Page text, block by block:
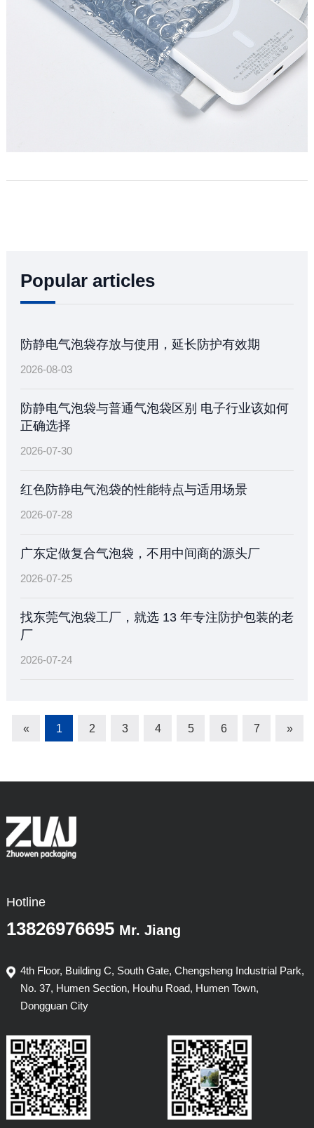
Popular articles
防静电气泡袋存放与使用，延长防护有效期
2026-08-03
防静电气泡袋与普通气泡袋区别 电子行业该如何
正确选择
2026-07-30
红色防静电气泡袋的性能特点与适用场景
2026-07-28
广东定做复合气泡袋，不用中间商的源头厂
2026-07-25
找东莞气泡袋工厂，就选 13 年专注防护包装的老
厂
2026-07-24
« 1 2 3 4 5 6 7 »
Hotline
13826976695 Mr. Jiang
4th Floor, Building C, South Gate, Chengsheng Industrial Park,
No. 37, Humen Section, Houhu Road, Humen Town,
Dongguan City